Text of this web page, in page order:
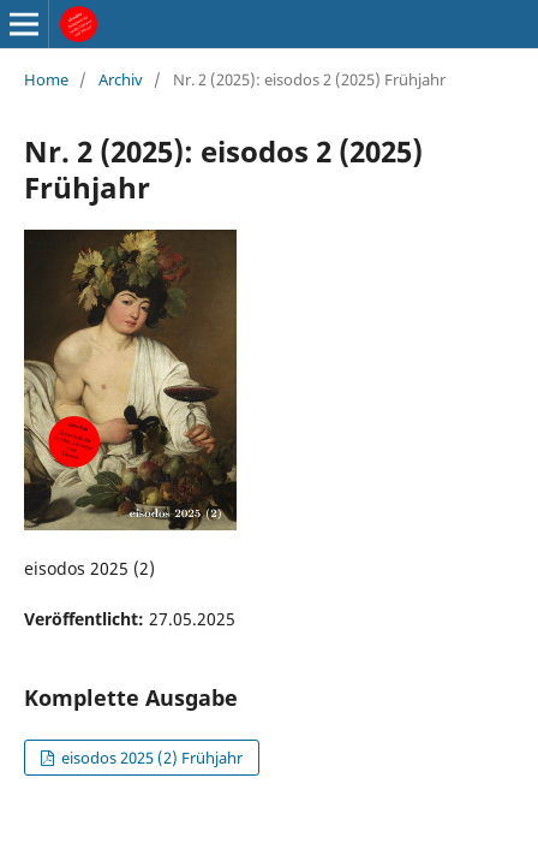
Home / Archiv / Nr. 2 (2025): eisodos 2 (2025) Frühjahr
Nr. 2 (2025): eisodos 2 (2025)
Frühjahr
eisodos 2025 (2)
Veröffentlicht: 27.05.2025
Komplette Ausgabe
eisodos 2025 (2) Frühjahr